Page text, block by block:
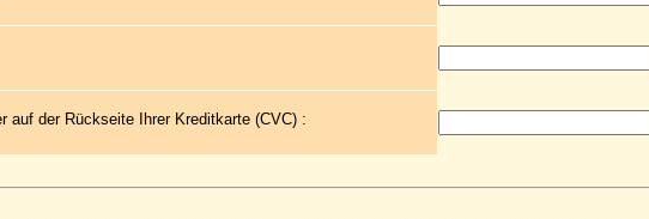
auf der Rückseite Ihrer Kreditkarte (CVC) :